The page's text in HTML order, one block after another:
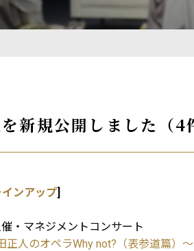
新規公開しました（4
ンアップ]
・マネジメントコンサート
正人のオペラWhy not?（表参道篇）～